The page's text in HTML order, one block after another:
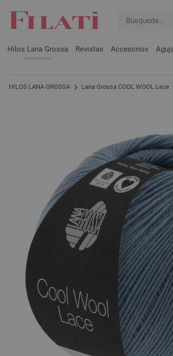
Hilos Lana Grossa Revistas Accesorios
HILOS LANA GROSSA Lana Grossa COOL WOOL Lace